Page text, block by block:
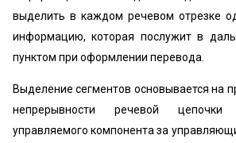
выделить в каждом речевом отрезке
информацию, которая послужит в
пунктом при оформлении перевода.
Выделение сегментов основывается на
непрерывности речевой
управляемого компонента за